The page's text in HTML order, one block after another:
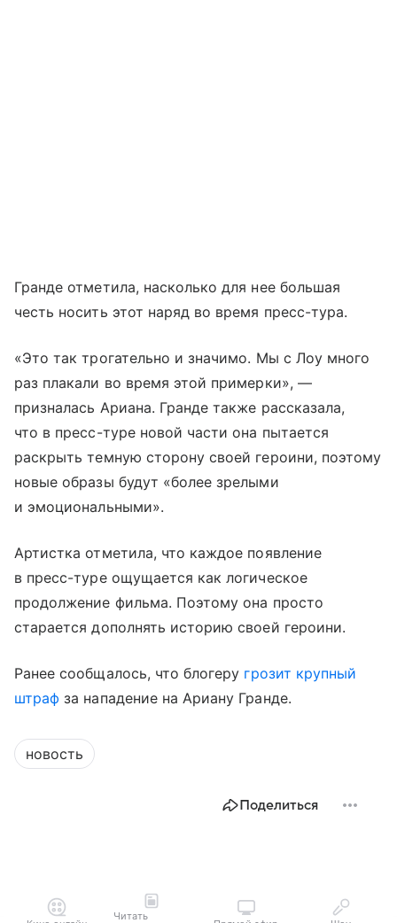
Гранде отметила, насколько для нее большая
честь носить этот наряд во время пресс-тура.
«Это так трогательно и значимо. Мы с Лоу много
раз плакали во время этой примерки», —
призналась Ариана. Гранде также рассказала,
что в пресс-туре новой части она пытается
раскрыть темную сторону своей героини, поэтому
новые образы будут «более зрелыми
и эмоциональными».
Артистка отметила, что каждое появление
в пресс-туре ощущается как логическое
продолжение фильма. Поэтому она просто
старается дополнять историю своей героини.
Ранее сообщалось, что блогеру грозит крупный
штраф за нападение на Ариану Гранде.
новость
Поделиться
Читать